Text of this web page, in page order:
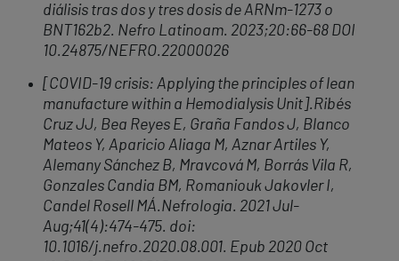
diálisis tras dos y tres dosis de ARNm-1273 o
BNT162b2. Nefro Latinoam. 2023;20:66-68 DOI
10.24875/NEFRO.22000026
[COVID-19 crisis: Applying the principles of lean
manufacture within a Hemodialysis Unit].Ribés
Cruz JJ, Bea Reyes E, Graña Fandos J, Blanco
Mateos Y, Aparicio Aliaga M, Aznar Artiles Y,
Alemany Sánchez B, Mravcová M, Borrás Vila R,
Gonzales Candia BM, Romaniouk Jakovler I,
Candel Rosell MÁ.Nefrologia. 2021 Jul-
Aug;41(4):474-475. doi:
10.1016/j.nefro.2020.08.001. Epub 2020 Oct